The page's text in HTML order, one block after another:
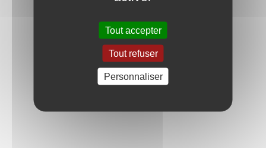
Tout accepter
Tout refuser
Personnaliser